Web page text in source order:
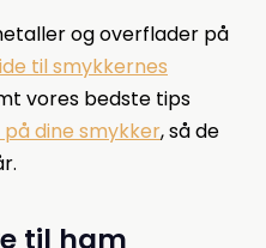
og overflader på
til smykkernes
vores bedste tips
dine smykker, så de
til ham